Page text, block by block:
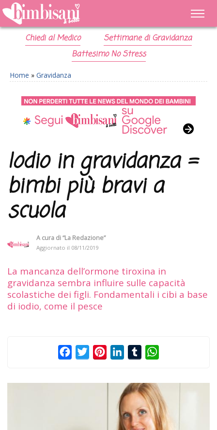
Chiedi al Medico
Settimane di Gravidanza
Battesimo No Stress
Home » Gravidanza
Iodio in gravidanza =
bimbi più bravi a
scuola
A cura di“La Redazione”
Aggiornato il 08/11/2019
La mancanza dell’ormone tiroxina in
gravidanza sembra influire sulle capacità
scolastiche dei figli. Fondamentali i cibi a base
di iodio, come il pesce
FacebookTwitterPinterestLinkedInTumblr